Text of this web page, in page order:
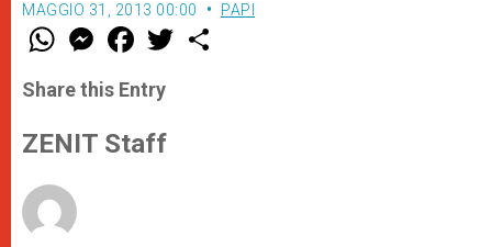
MAGGIO 31, 2013 00:00 PAPI
W
t
s
p
p
M
e
s
e
g
e
F
a
e
b
o
k
w
Share this Entry
ZENIT Staff